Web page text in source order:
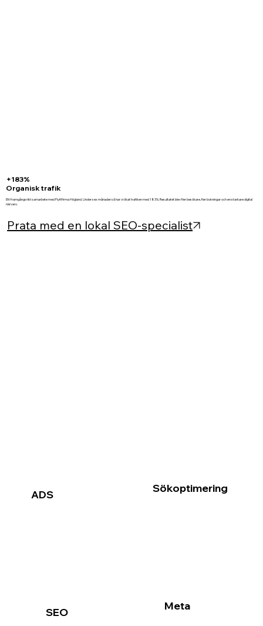
+183%
Organisk trafik
Ett framgångsrikt samarbete med Flyttfirma Högland. Under sex månader så har vi ökat trafiken med 183%. Resultatet blev fler besökare, fler bokningar och en starkare digital
närvaro.
Prata med en lokal SEO-specialist
ADS
SEO
Sökoptimering
Meta